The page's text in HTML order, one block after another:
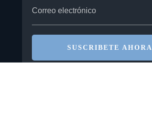
SUSCRIBETE AHORA